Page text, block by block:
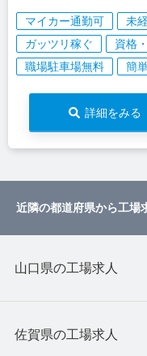
マイカー通勤可 未
ガッツリ稼ぐ
資格
職場駐車場無料
簡
詳細をみる
近隣の都道府県から工場
山口県の工場求人
佐賀県の工場求人